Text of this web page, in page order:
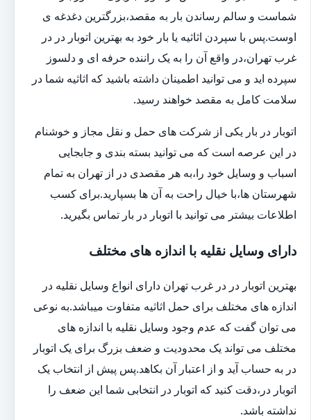
شماست و سالم رساندن بار به مقصد،بزرگترین دغدغه ی
اوست.پس با سپردن اثاثیه یا بار خود به بهترین اتوبار در در
غرب تهران،در واقع آن را به یک راننده حرفه ای و دلسوز
سپرده اید و می توانید اطمینان داشته باشید که اثاثیه شما در
سلامت کامل به مقصد خواهند رسید.
اتوبار در بار یکی از شرکت های حمل و نقل مجاز و خوشنام
در این عرصه است که می توانید بسته بندی و جابجایی
اسباب و وسایل خود را،به هر مقصدی در از تهران به تمام
شهرستان ها،با خیال راحت به آن ها بسپارید.برای کسب
اطلاعات بیشتر می توانید با اتوبار در بار تماس بگیرید.
دارای وسایل نقلیه با اندازه های مختلف
بهترین اتوبار در در غرب تهران دارای انواع وسایل نقلیه در
اندازه های مختلف برای حمل اثاثیه متفاوت می‎باشد.به نوعی
می توان گفت که عدم وجود وسایل نقلیه با اندازه های
مختلف می تواند یک محدودیت و ضعف بزرگ برای یک اتوبار
در به حساب آید و از اعتبار آن بکاهد.پس پیش از انتخاب یک
اتوبار در،دقت کنید که اتوبار در انتخابی شما این ضعف را
نداشته باشد.